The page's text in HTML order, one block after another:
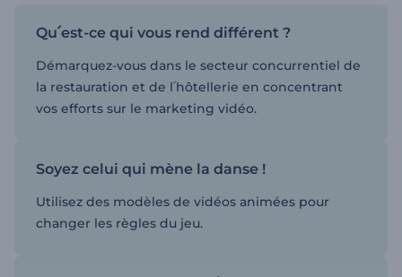
Qu՛est-ce qui vous rend différent ?
Démarquez-vous dans le secteur concurrentiel de
la restauration et de l՛hôtellerie en concentrant
vos efforts sur le marketing vidéo.
Soyez celui qui mène la danse !
Utilisez des modèles de vidéos animées pour
changer les règles du jeu.